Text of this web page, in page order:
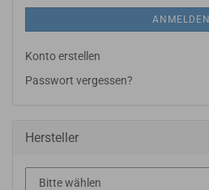
ANMELDEN
Konto erstellen
Passwort vergessen?
Hersteller